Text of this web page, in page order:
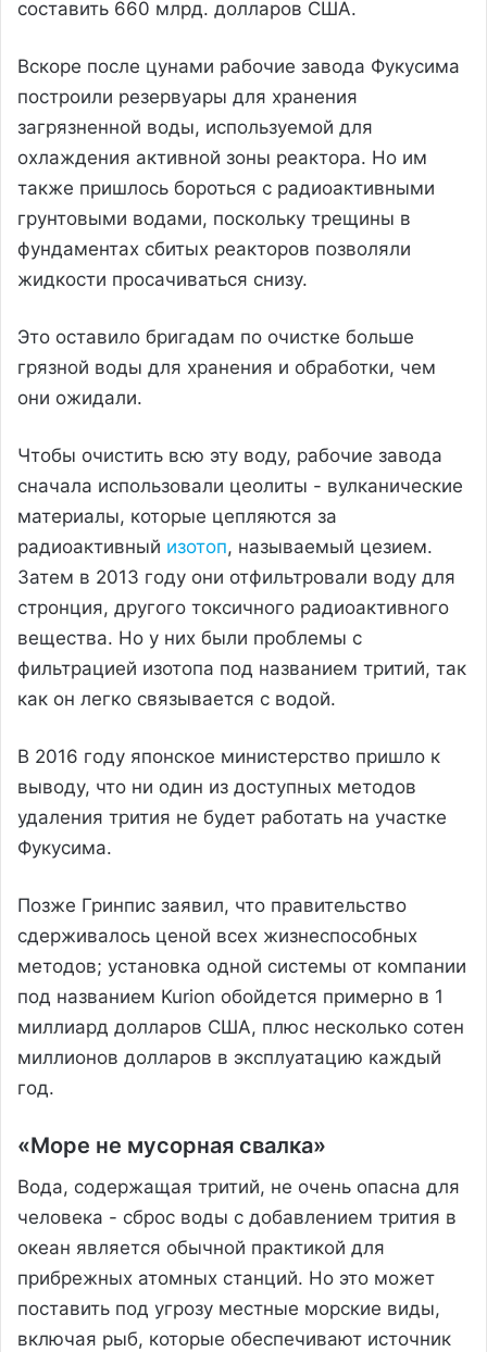
составить 660 млрд. долларов США.
Вскоре после цунами рабочие завода Фукусима
построили резервуары для хранения
загрязненной воды, используемой для
охлаждения активной зоны реактора. Но им
также пришлось бороться с радиоактивными
грунтовыми водами, поскольку трещины в
фундаментах сбитых реакторов позволяли
жидкости просачиваться снизу.
Это оставило бригадам по очистке больше
грязной воды для хранения и обработки, чем
они ожидали.
Чтобы очистить всю эту воду, рабочие завода
сначала использовали цеолиты - вулканические
материалы, которые цепляются за
радиоактивный изотоп, называемый цезием.
Затем в 2013 году они отфильтровали воду для
стронция, другого токсичного радиоактивного
вещества. Но у них были проблемы с
фильтрацией изотопа под названием тритий, так
как он легко связывается с водой.
В 2016 году японское министерство пришло к
выводу, что ни один из доступных методов
удаления трития не будет работать на участке
Фукусима.
Позже Гринпис заявил, что правительство
сдерживалось ценой всех жизнеспособных
методов; установка одной системы от компании
под названием Kurion обойдется примерно в 1
миллиард долларов США, плюс несколько сотен
миллионов долларов в эксплуатацию каждый
год.
«Море не мусорная свалка»
Вода, содержащая тритий, не очень опасна для
человека - сброс воды с добавлением трития в
океан является обычной практикой для
прибрежных атомных станций. Но это может
поставить под угрозу местные морские виды,
включая рыб, которые обеспечивают источник